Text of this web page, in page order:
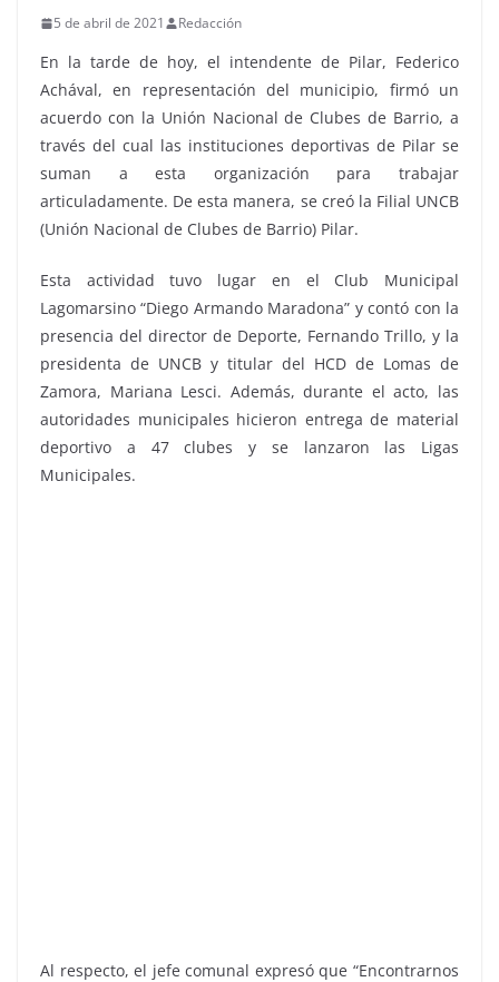
5 de abril de 2021 Redacción
En la tarde de hoy, el intendente de Pilar, Federico
Achával, en representación del municipio, firmó un
acuerdo con la Unión Nacional de Clubes de Barrio, a
través del cual las instituciones deportivas de Pilar se
suman a esta organización para trabajar
articuladamente. De esta manera, se creó la Filial UNCB
(Unión Nacional de Clubes de Barrio) Pilar.
Esta actividad tuvo lugar en el Club Municipal
Lagomarsino “Diego Armando Maradona” y contó con la
presencia del director de Deporte, Fernando Trillo, y la
presidenta de UNCB y titular del HCD de Lomas de
Zamora, Mariana Lesci. Además, durante el acto, las
autoridades municipales hicieron entrega de material
deportivo a 47 clubes y se lanzaron las Ligas
Municipales.
Al respecto, el jefe comunal expresó que “Encontrarnos